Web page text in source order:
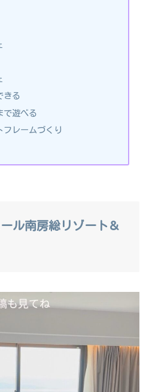
きる
で遊べる
フレームづくり
ル南房総リゾート＆